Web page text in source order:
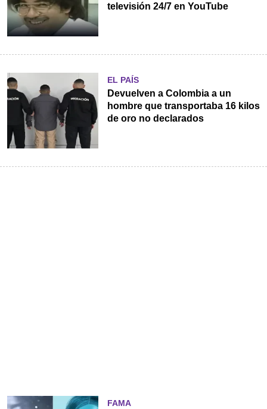
televisión 24/7 en YouTube
EL PAÍS
Devuelven a Colombia a un
hombre que transportaba 16 kilos
de oro no declarados
FAMA